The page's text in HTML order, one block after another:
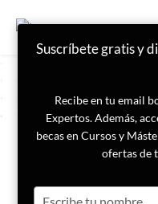
Suscríbete gratis y
Recibe en tu email
Expertos. Además,
becas en Cursos y
ofertas de